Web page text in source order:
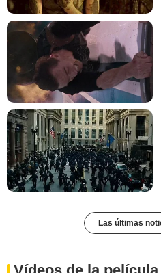
Las últimas